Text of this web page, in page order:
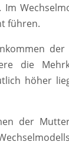
führen.
die
höher
der